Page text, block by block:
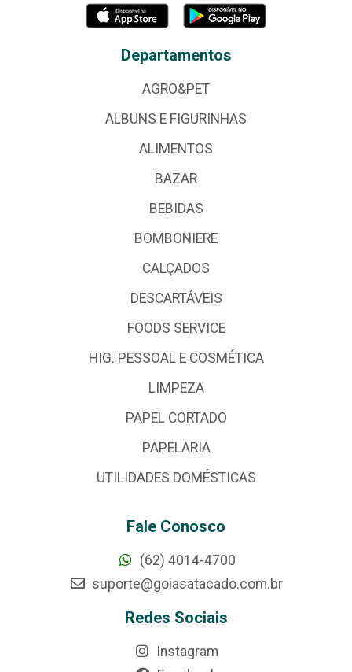
Departamentos
AGRO&PET
ALBUNS E FIGURINHAS
ALIMENTOS
BAZAR
BEBIDAS
BOMBONIERE
CALÇADOS
DESCARTÁVEIS
FOODS SERVICE
HIG. PESSOAL E COSMÉTICA
LIMPEZA
PAPEL CORTADO
PAPELARIA
UTILIDADES DOMÉSTICAS
Fale Conosco
(62) 4014-4700
suporte@goiasatacado.com.br
Redes Sociais
Instagram